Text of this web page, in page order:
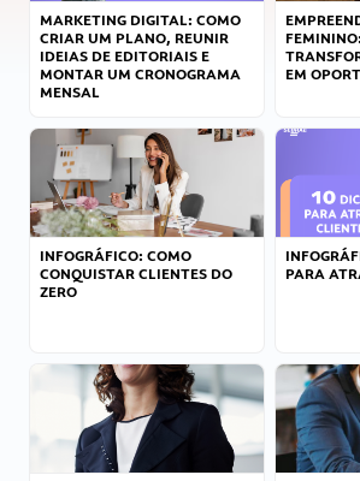
MARKETING DIGITAL: COMO
CRIAR UM PLANO, REUNIR
IDEIAS DE EDITORIAIS E
MONTAR UM CRONOGRAMA
MENSAL
FEMININO:
EM
INFOGRÁFICO: COMO
CONQUISTAR CLIENTES DO
ZERO
PARA